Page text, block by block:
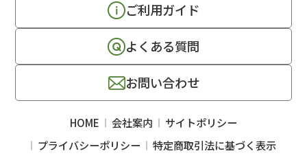
ご利用ガイド
よくある質問
お問い合わせ
HOME 会社案内
サイトポリシー
プライバシーポリシー
特定商取引法に基づく表示